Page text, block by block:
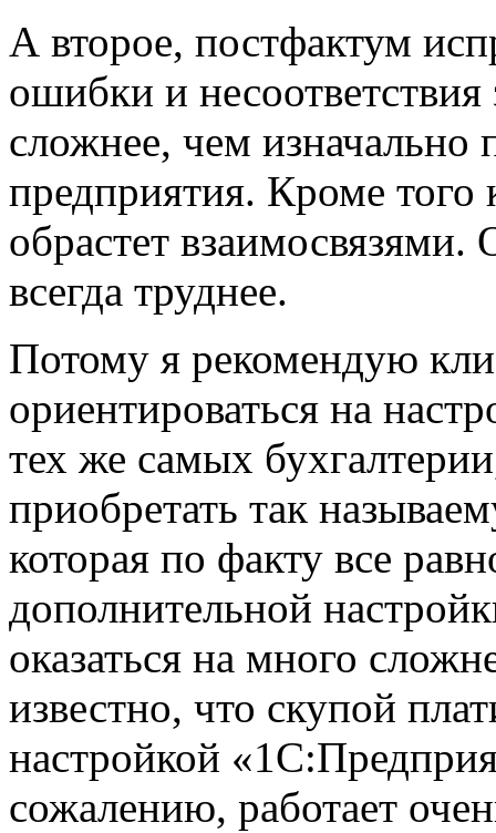
А второе, постфактум
ошибки и
сложнее, чем изначально
предприятия. Кроме
обрастет
всегда труднее.
Потому я рекомендую
ориентироваться на
тех же самых
приобретать так
которая по факту все
дополнительной
оказаться на много
известно, что скупой
настройкой
сожалению, работает